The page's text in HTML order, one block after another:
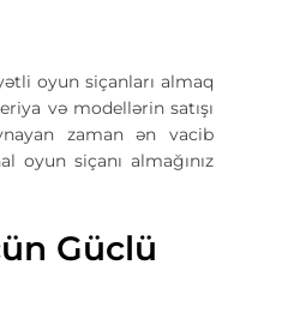
oyun siçanları almaq
və modellərin satışı
zaman ən vacib
oyun siçanı almağınız
Güclü